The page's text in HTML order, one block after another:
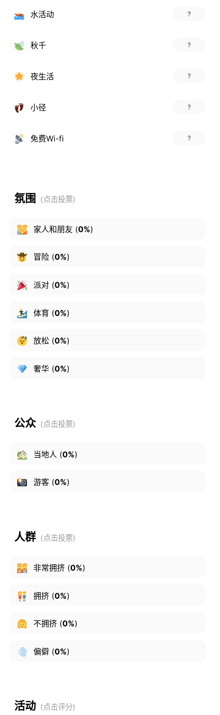
水活动 ?
秋千 ?
夜生活 ?
小径 ?
免费Wi-fi ?
氛围
家人和朋友 (0%)
冒险(0%)
派对(0%)
体育 (0%)
放松(0%)
奢华(0%)
公众
当地人 (0%)
游客(0%)
人群
非常拥挤(0%)
拥挤(0%)
不拥挤(0%)
偏僻(0%)
活动